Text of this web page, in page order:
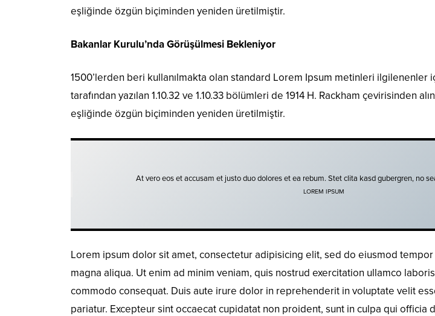
eşliğinde özgün biçiminden yeniden üretilmiştir.
Bakanlar Kurulu’nda Görüşülmesi Bekleniyor
1500’lerden beri kullanılmakta olan standard Lorem Ipsum metinleri ilgilenenler
tarafından yazılan 1.10.32 ve 1.10.33 bölümleri de 1914 H. Rackham çevirisinden
eşliğinde özgün biçiminden yeniden üretilmiştir.
At vero eos et accusam et justo duo dolores et ea rebum. Stet clita kasd gubergren, no
LOREM IPSUM
Lorem ipsum dolor sit amet, consectetur adipisicing elit, sed do eiusmod
magna aliqua. Ut enim ad minim veniam, quis nostrud exercitation ullamco
commodo consequat. Duis aute irure dolor in reprehenderit in voluptate velit
pariatur. Excepteur sint occaecat cupidatat non proident, sunt in culpa qui officia